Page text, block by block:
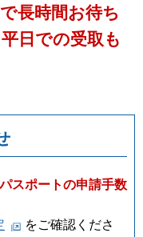
長時間お待ち
日での受取も
スポートの申請手数
をご確認くださ